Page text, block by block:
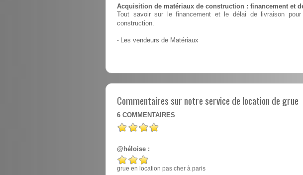
Acquisition de matériaux de construction : financement et
Tout savoir sur le financement et le délai de livraison
construction.
- Les vendeurs de Matériaux
Commentaires sur notre service de location de grue
6 COMMENTAIRES
@héloise :
grue en location pas cher à paris